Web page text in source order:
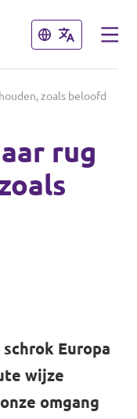
Sluiten
Sluiten
zoals beloofd
rug
Europa
wijze
omgang